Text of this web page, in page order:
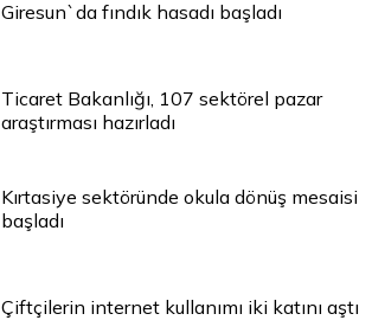
Giresun`da fındık hasadı başladı
Ticaret Bakanlığı, 107 sektörel pazar
araştırması hazırladı
Kırtasiye sektöründe okula dönüş mesaisi
başladı
Çiftçilerin internet kullanımı iki katını aştı